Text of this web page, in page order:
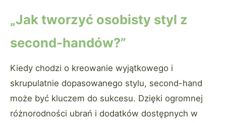
„Jak tworzyć osobisty styl z
second-handów?”
Kiedy chodzi o kreowanie wyjątkowego i
skrupulatnie dopasowanego stylu, second-hand
może być kluczem do sukcesu. Dzięki ogromnej
różnorodności ubrań i dodatków dostępnych w